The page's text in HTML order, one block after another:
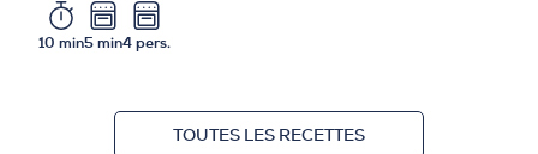
10 min5 min4 pers.
TOUTES LES RECETTES